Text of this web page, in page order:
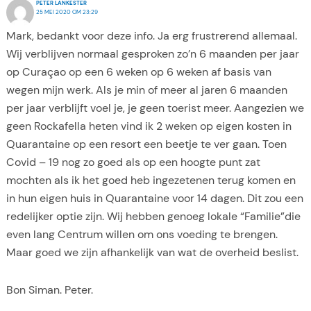
PETER LANKESTER
25 MEI 2020 OM 23:29
Mark, bedankt voor deze info. Ja erg frustrerend allemaal.
Wij verblijven normaal gesproken zo’n 6 maanden per jaar
op Curaçao op een 6 weken op 6 weken af basis van
wegen mijn werk. Als je min of meer al jaren 6 maanden
per jaar verblijft voel je, je geen toerist meer. Aangezien we
geen Rockafella heten vind ik 2 weken op eigen kosten in
Quarantaine op een resort een beetje te ver gaan. Toen
Covid – 19 nog zo goed als op een hoogte punt zat
mochten als ik het goed heb ingezetenen terug komen en
in hun eigen huis in Quarantaine voor 14 dagen. Dit zou een
redelijker optie zijn. Wij hebben genoeg lokale “Familie”die
even lang Centrum willen om ons voeding te brengen.
Maar goed we zijn afhankelijk van wat de overheid beslist.
Bon Siman. Peter.